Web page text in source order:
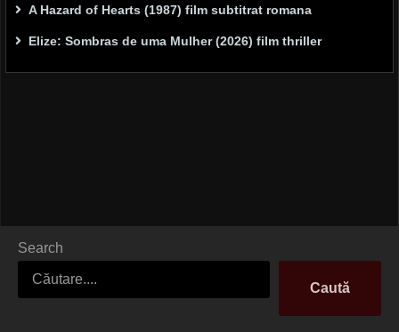
A Hazard of Hearts (1987) film subtitrat romana
Elize: Sombras de uma Mulher (2026) film thriller
Search
Caută